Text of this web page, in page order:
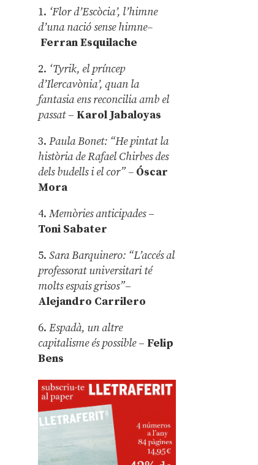
1. ‘Flor d’Escòcia’, l’himne
d’una nació sense himne–
Ferran Esquilache
2. ‘Tyrik, el príncep
d’Ilercavònia’, quan la
fantasia ens reconcilia amb el
passat– Karol Jabaloyas
3.Paula Bonet: “He pintat la
història de Rafael Chirbes des
dels budells i el cor” – Óscar
Mora
4.Memòries anticipades–
Toni Sabater
5.Sara Barquinero: “L’accés al
professorat universitari té
molts espais grisos”–
Alejandro Carrilero
6.Espadà, un altre
capitalisme és possible – Felip
Bens